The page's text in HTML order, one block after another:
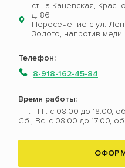
ст-ца Каневская,
д. 86
Пересечение с ул.
Золото, напротив
Телефон:
8-918-162-45-84
Время работы:
Пн. - Пт. с 08:00 до 18:00,
Сб., Вс. с 08:00 до 17:00,